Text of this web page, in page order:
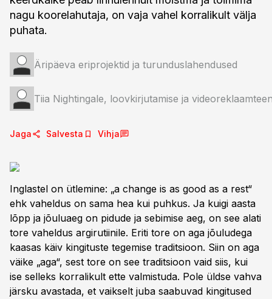
nagu koorelahutaja, on vaja vahel korralikult välja
puhata.
Äripäeva eriprojektid ja turunduslahendused
Tiia Nightingale, loovkirjutamise ja
Jaga Salvesta Vihja
Inglastel on ütlemine: „a change is as good as a rest“
ehk vaheldus on sama hea kui puhkus. Ja kuigi aasta
lõpp ja jõuluaeg on pidude ja sebimise aeg, on see alati
tore vaheldus argirutiinile. Eriti tore on aga jõuludega
kaasas käiv kingituste tegemise traditsioon. Siin on aga
väike „aga“, sest tore on see traditsioon vaid siis, kui
ise selleks korralikult ette valmistuda. Pole üldse vahva
järsku avastada, et vaikselt juba saabuvad kingitused